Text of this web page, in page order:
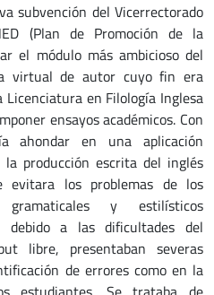
subvención del Vicerrectorado
(Plan de Promoción de la
el módulo más ambicioso del
virtual de autor cuyo fin era
en Filología Inglesa
ensayos académicos. Con
ahondar en una aplicación
la producción escrita del inglés
evitara los problemas de los
gramaticales y estilísticos
debido a las dificultades del
libre, presentaban severas
de errores como en la